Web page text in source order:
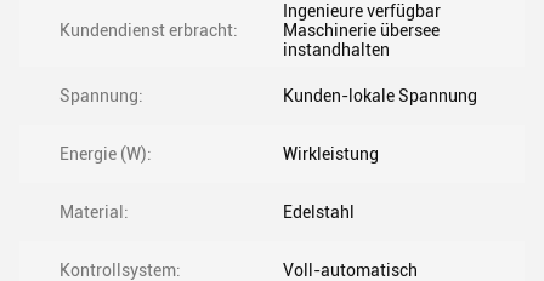
Kundendienst erbracht:
Ingenieure verfügbar
Maschinerie übersee
instandhalten
Spannung: Kunden-lokale Spannung
Energie (W): Wirkleistung
Material: Edelstahl
Kontrollsystem: Voll-automatisch